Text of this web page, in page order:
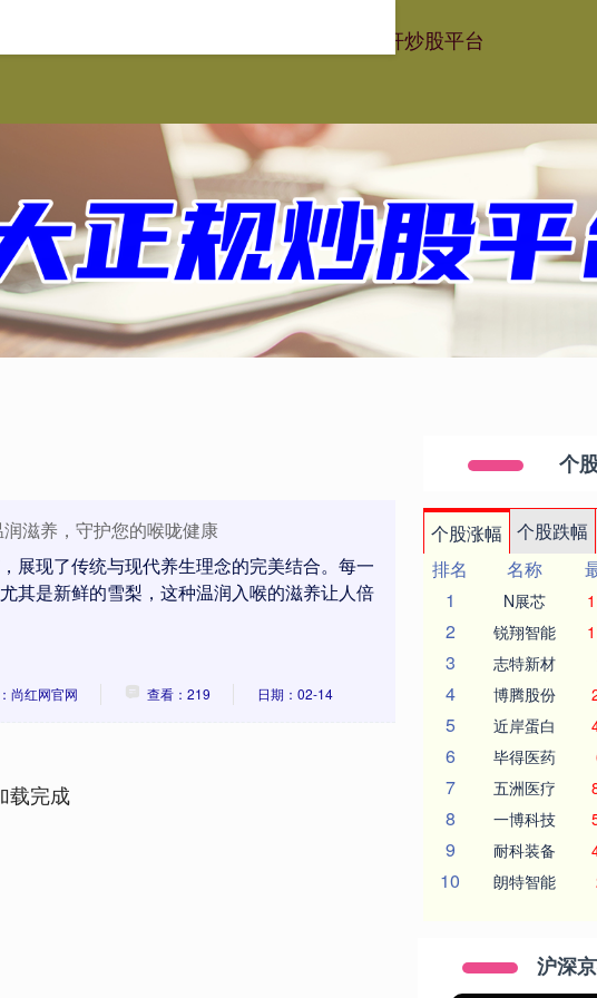
安全杠杆炒股平台
滋养，守护您的喉咙健康
展现了传统与现代养生理念的完美结合。每一
其是新鲜的雪梨，这种温润入喉的滋养让人倍
尚红网官网 查看：219 日期：02-14
载完成
个
个股涨幅 个股跌幅
排名
名称
1
N展芯
2 锐翔智能
3 志特新材
4 博腾股份
5 近岸蛋白
6 毕得医药
7 五洲医疗
8 一博科技
9 耐科装备
10 朗特智能
沪深